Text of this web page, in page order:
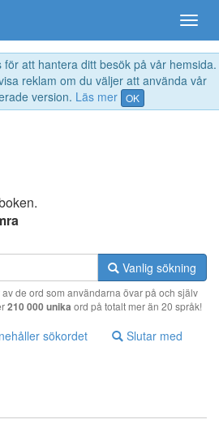
att hantera ditt besök på vår hemsida.
reklam om du väljer att använda vår
version. Läs mer OK
Vanlig sökning
de ord som användarna övar på och själv
210 000 unika ord på totalt mer än 20 språk!
sökordet Slutar med